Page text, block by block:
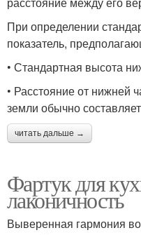
При определении
показатель,
• Стандартная высота
• Расстояние от нижней
земли обычно
читать дальше →
Фартук для
лаконичность
Выверенная гармония